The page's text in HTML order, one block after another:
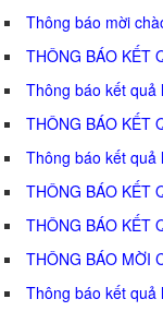
Thông báo mời
THÔNG BÁO KẾT
Thông báo kết
THÔNG BÁO KẾT
Thông báo kết
THÔNG BÁO KẾT
THÔNG BÁO KẾT
THÔNG BÁO MỜI
Thông báo kết quả